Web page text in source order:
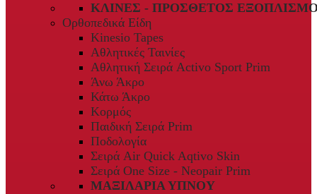
ΚΛΊΝΕΣ - ΠΡΌΣΘΕΤΟΣ
Ορθοπεδικά Είδη
Kinesio Tapes
Αθλητικές Ταινίες
Αθλητική Σειρά Activo Sport Prim
Άνω Άκρο
Κάτω Άκρο
Κορμός
Παιδική Σειρά Prim
Ποδολογία
Σειρά Air Quick Aqtivo Skin
Σειρά One Size - Neopair Prim
ΜΑΞΙΛΆΡΙΑ ΎΠΝΟΥ